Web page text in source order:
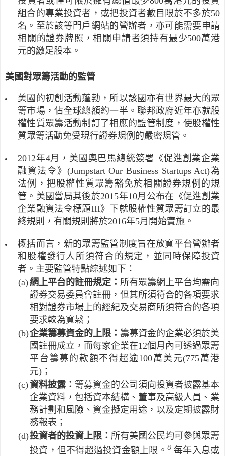
3
億
,
6
6
7
億
元
)
。
請
參
閱
C
o
w
u
n
d
g
l
e
a
l
h
u
.
o
的
報
告
，
以
貸
額
算
，
美
國
、
國
內
地
和
英
國
是
0
1
3
年
的
全
球
3
大
眾
籌
市
場
，
分
別
佔
全
球
市
機
會
有
5
閱
I
n
r
n
a
t
i
o
l
O
r
a
n
i
z
t
i
o
n
f
S
e
r
務
監
察
委
2
0
1
5
1
2
月
就
成
員
機
構
採
取
的
監
管
眾
籌
方
發
表
的
調
報
告
。
無
關
於
香
港
眾
市
規
模
的
可
靠
計
數
據
，
但
部
份
躍
門
戶
網
站
主
要
進
行
捐
獻
或
報
酬
性
質
的
眾
籌
活
號
代
表
請
參
閱
e
u
r
i
t
i
s
a
n
d
F
u
r
e
s
C
o
m
m
i
s
s
i
o
(
2
0
1
4
)
。
組合的專業投資者，或把投資者數目限於不多於50
名。至於該等門戶網站的營辦者，亦可能需要申請
相關的證券牌照，相關申請者須持有最少500萬港
元的繳足股本。
美國對眾籌活動的監管
美國的初創活動蓬勃，所以該國亦有世界最大的眾
籌市場，佔全球總額約一半。聯邦政府近年亦就股
權性質眾籌活動制訂了相應的監管制度，使股權性
質眾籌活動免受現行證券規例的嚴密規管。
2012年4月，美國奧巴馬總統簽署《促進創業企業
融資法令》(Jumpstart Our Business Startups Act)為
法例，把股權性質眾籌豁免於相關證券規例的規
管。美國當局其後於2015年10月公布在《促進創業
企業融資法令標題III》下就股權性質眾籌訂立的最
終規則，有關規則將於2016年5月開始實施。
概括而言，新的眾籌監管制度旨在放寬平台營辦者
和股權發行人所須符合的規定，並同時保障投資
者。主要監管特點綜述如下：
(a)網上平台的註冊規定： 所有眾籌網上平台均需向
證券交易委員會註冊，但其所須符合的各項要求
相對證券市場上的經紀及交易商所須符合的各項
要求較為寬鬆；
(b)企業籌募資金的上限： 籌募資金的企業必須於美
國註冊成立，而每家企業在12個月內可透過眾籌
平台籌募的款額不得超逾100萬美元(775萬港
元)；
(c)資料披露： 籌募資金的公司須向投資者披露基本
企業資料，包括資本結構、董事及高級人員、業
務計劃和風險、資金擬定用途，以及定期披露財
務報表；
(d)投資者的投資上限： 所有美國公民均可參與眾籌
投資，但不得超過投資金額上限。 8 註
每年入息或